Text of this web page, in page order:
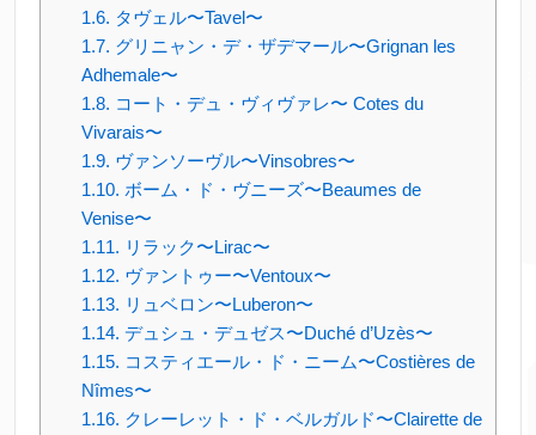
タヴェル〜Tavel〜
グリニャン・デ・ザデマール〜Grignan les
Adhemale〜
コート・デュ・ヴィヴァレ〜 Cotes du
Vivarais〜
ヴァンソーヴル〜Vinsobres〜
ボーム・ド・ヴニーズ〜Beaumes de
Venise〜
リラック〜Lirac〜
ヴァントゥー〜Ventoux〜
リュベロン〜Luberon〜
デュシュ・デュゼス〜Duché d’Uzès〜
コスティエール・ド・ニーム〜Costières de
Nîmes〜
クレーレット・ド・ベルガルド〜Clairette de